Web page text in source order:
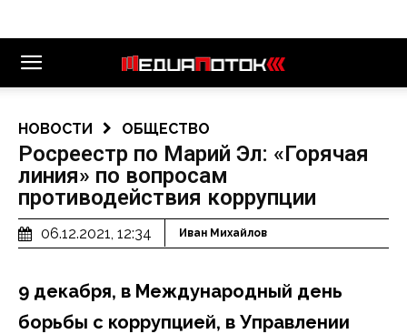
НОВОСТИ ОБЩЕСТВО
Росреестр по Марий Эл: «Горячая
линия» по вопросам
противодействия коррупции
06.12.2021, 12:34 Иван Михайлов
9 декабря, в Международный день
борьбы с коррупцией, в Управлении